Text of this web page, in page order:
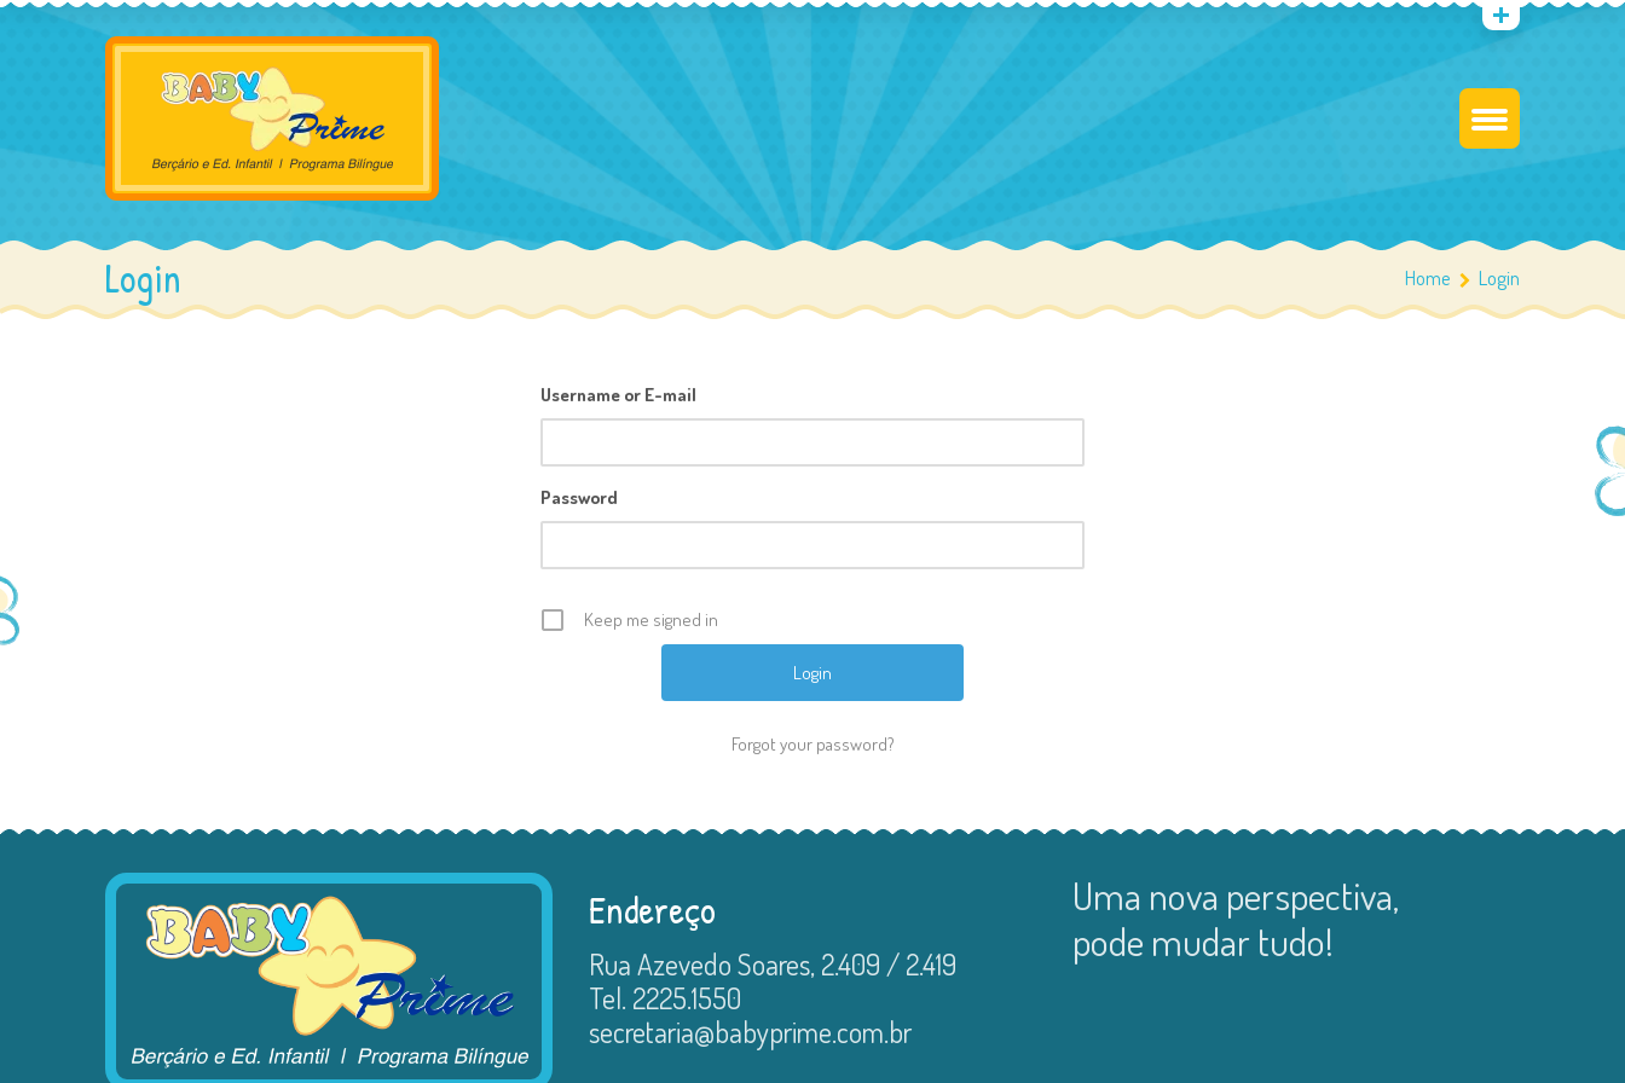
Login Home Login
Username or E-mail
Password
Keep me signed in
Forgot your password?
Endereço
Rua Azevedo Soares, 2.409 / 2.419
Tel. 2225.1550
secretaria@babyprime.com.br
Uma nova perspectiva,
pode mudar tudo!